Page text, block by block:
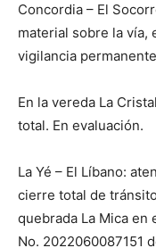
Concordia – El
material sobre la vía,
vigilancia
En la vereda La
total. En evaluación.
La Yé – El Líbano:
cierre total de
quebrada La Mica en
No. 2022060087151